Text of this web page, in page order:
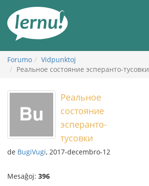
enhavo
Forumo
Vidpunktoj
Реальное состояние эсперанто-тусовки
Реальное
состояние
эсперанто-
тусовки
de BugiVugi, 2017-decembro-12
Mesaĝoj: 396